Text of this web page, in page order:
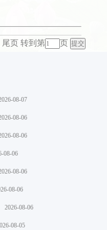
尾页 转到第 页
08-07
08-06
08-06
08-06
08-06
08-06
2026-08-06
08-05